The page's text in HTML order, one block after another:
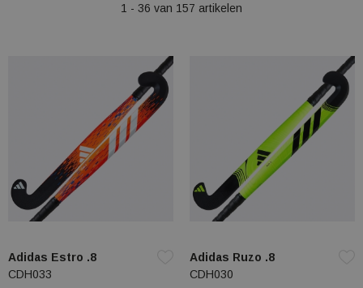
1 - 36 van 157 artikelen
Adidas Estro .8
CDH033
Adidas Ruzo .8
CDH030